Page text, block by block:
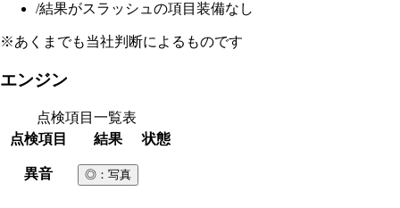
/結果がスラッシュの項目 装備なし
※あくまでも当社判断によるものです
エンジン
点検項目一覧表
点検項目
結果 状態
異音 ◎ ：写真